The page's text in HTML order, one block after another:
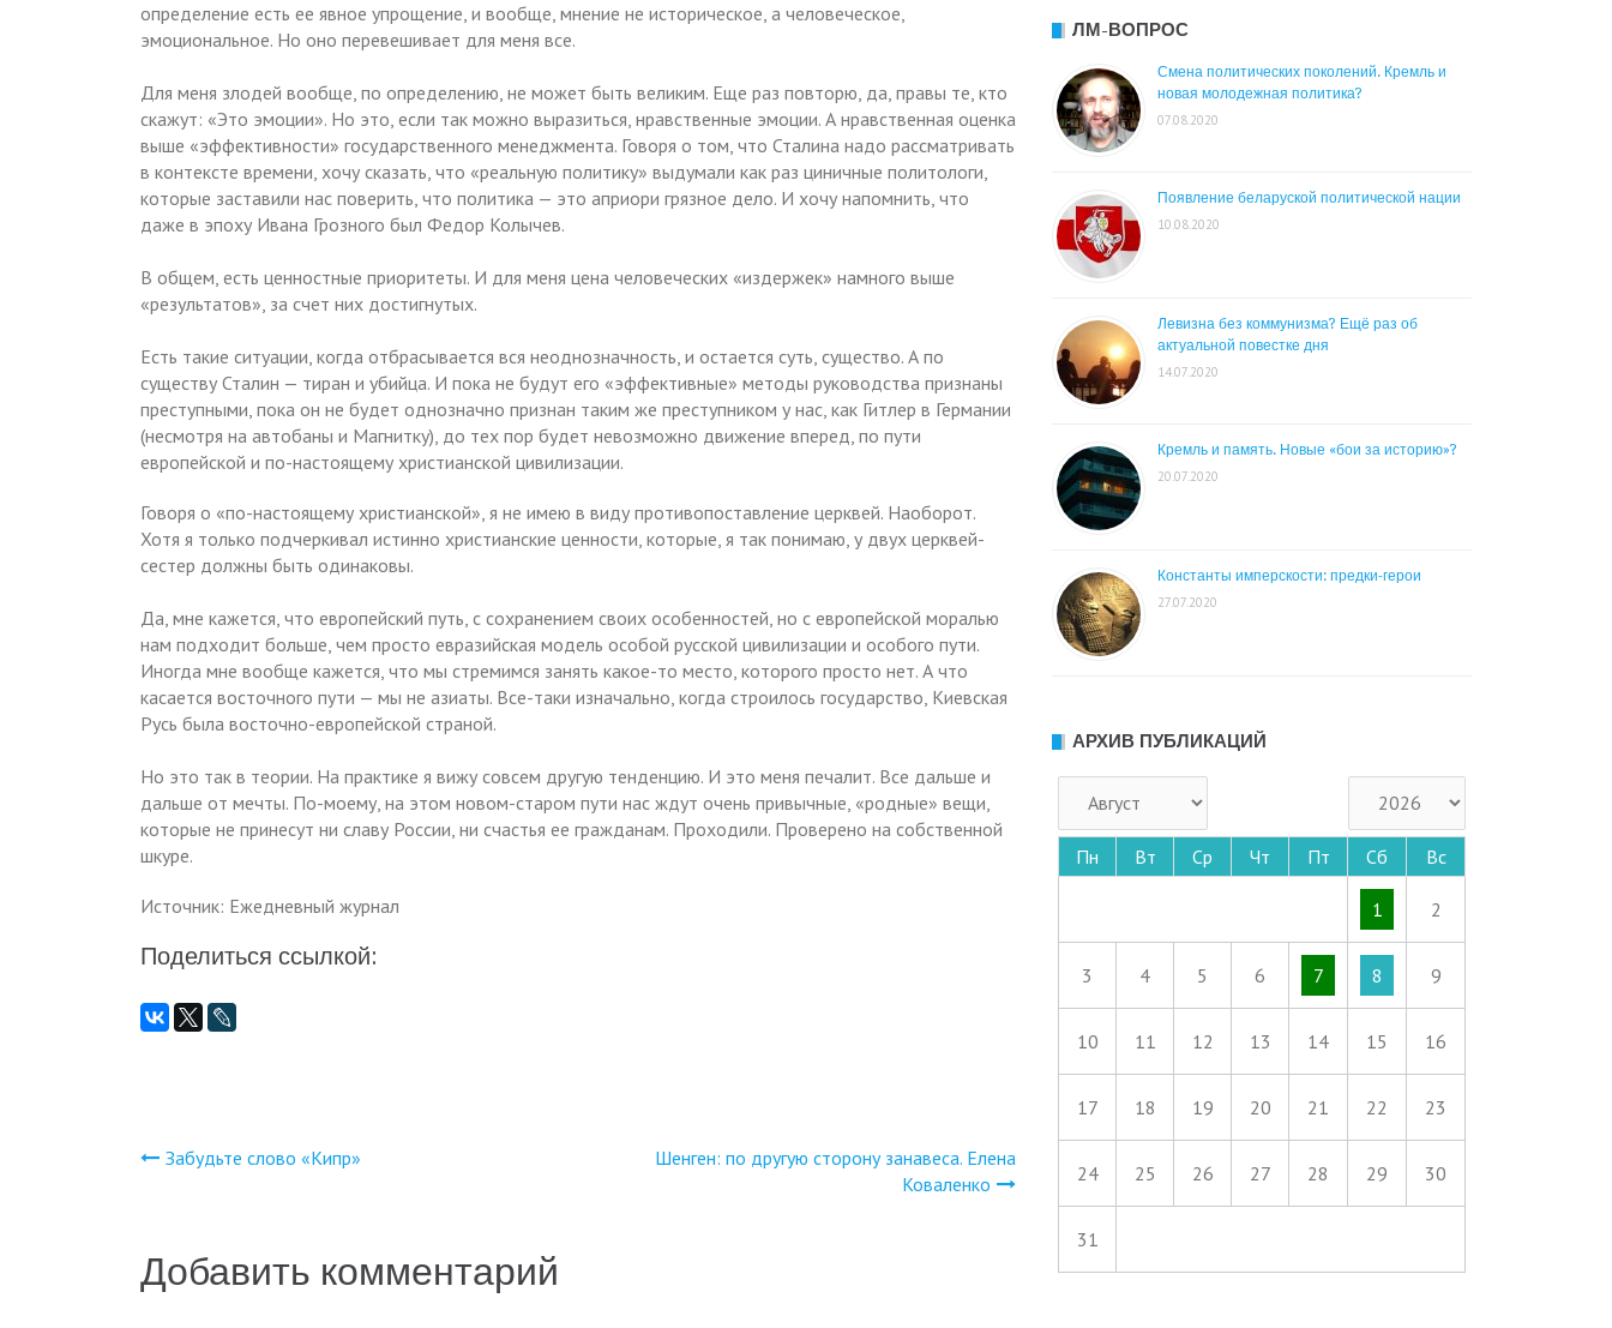
определение есть ее явное упрощение, и вообще, мнение не историческое, а человеческое,
эмоциональное. Но оно перевешивает для меня все.
Для меня злодей вообще, по определению, не может быть великим. Еще раз повторю, да, правы те, кто
скажут: «Это эмоции». Но это, если так можно выразиться, нравственные эмоции. А нравственная оценка
выше «эффективности» государственного менеджмента. Говоря о том, что Сталина надо рассматривать
в контексте времени, хочу сказать, что «реальную политику» выдумали как раз циничные политологи,
которые заставили нас поверить, что политика — это априори грязное дело. И хочу напомнить, что
даже в эпоху Ивана Грозного был Федор Колычев.
В общем, есть ценностные приоритеты. И для меня цена человеческих «издержек» намного выше
«результатов», за счет них достигнутых.
Есть такие ситуации, когда отбрасывается вся неоднозначность, и остается суть, существо. А по
существу Сталин — тиран и убийца. И пока не будут его «эффективные» методы руководства признаны
преступными, пока он не будет однозначно признан таким же преступником у нас, как Гитлер в Германии
(несмотря на автобаны и Магнитку), до тех пор будет невозможно движение вперед, по пути
европейской и по-настоящему христианской цивилизации.
Говоря о «по-настоящему христианской», я не имею в виду противопоставление церквей. Наоборот.
Хотя я только подчеркивал истинно христианские ценности, которые, я так понимаю, у двух церквей-
сестер должны быть одинаковы.
Да, мне кажется, что европейский путь, с сохранением своих особенностей, но с европейской моралью
нам подходит больше, чем просто евразийская модель особой русской цивилизации и особого пути.
Иногда мне вообще кажется, что мы стремимся занять какое-то место, которого просто нет. А что
касается восточного пути — мы не азиаты. Все-таки изначально, когда строилось государство, Киевская
Русь была восточно-европейской страной.
Но это так в теории. На практике я вижу совсем другую тенденцию. И это меня печалит. Все дальше и
дальше от мечты. По-моему, на этом новом-старом пути нас ждут очень привычные, «родные» вещи,
которые не принесут ни славу России, ни счастья ее гражданам. Проходили. Проверено на собственной
шкуре.
Источник: Ежедневный журнал
Поделиться ссылкой:
Навигация
записям
Забудьте слово «Кипр»
Шенген: по другую сторону занавеса. Елена
Коваленко
Добавить комментарий
ЛМ-ВОПРОС
Смена политических поколений. Кремль и
новая молодежная политика?
07.08.2020
Появление беларуской политической нации
10.08.2020
Левизна без коммунизма? Ещё раз об
актуальной повестке дня
14.07.2020
Кремль и память. Новые «бои за историю»?
20.07.2020
Константы имперскости: предки-герои
27.07.2020
АРХИВ ПУБЛИКАЦИЙ
Пн Вт Ср Чт Пт Сб Вс
1 2
3 4 5 6 7 8 9
10 11 12 13 14 15 16
17 18 19 20 21 22 23
24 25 26 27 28 29 30
31